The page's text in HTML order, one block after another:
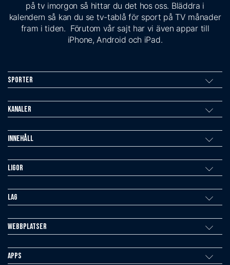
på tv imorgon så hittar du det hos oss. Bläddra i
kalendern så kan du se tv-tablå för sport på TV månader
fram i tiden. Förutom vår sajt har vi även appar till
iPhone, Android och iPad.
Sporter
Kanaler
Innehåll
Ligor
Lag
Webbplatser
Apps